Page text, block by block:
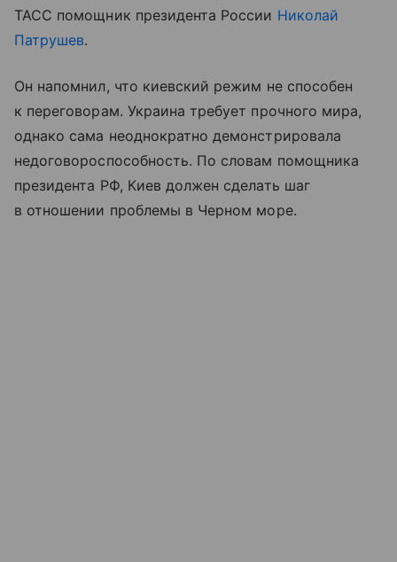
ТАСС помощник президента России Николай
Патрушев.
Он напомнил, что киевский режим не способен
к переговорам. Украина требует прочного мира,
однако сама неоднократно демонстрировала
недоговороспособность. По словам помощника
президента РФ, Киев должен сделать шаг
в отношении проблемы в Черном море.